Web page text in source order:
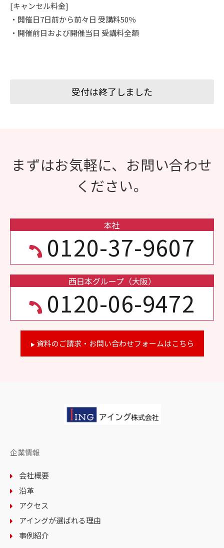
[キャンセル料金]
・開催日7日前から前々日 受講料50％
・開催前日および開催当日 受講料全額
受付は終了しました
まずはお気軽に、お問い合わせ
ください。
本社
0120-37-9607
西日本グループ（大阪）
0120-06-9472
▶資料のご請求・お問い合わせフォームはこちら
企業情報
会社概要
沿革
アクセス
アイングが選ばれる理由
事例紹介